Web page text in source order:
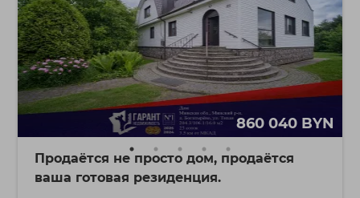
860 040 BYN
Продаётся не просто дом, продаётся
ваша готовая резиденция.